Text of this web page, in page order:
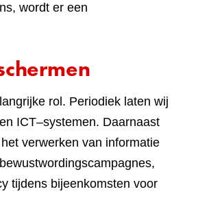
wordt er een
rol. Periodiek laten wij
ICT–systemen. Daarnaast
verwerken van informatie
tijdens bijeenkomsten voor